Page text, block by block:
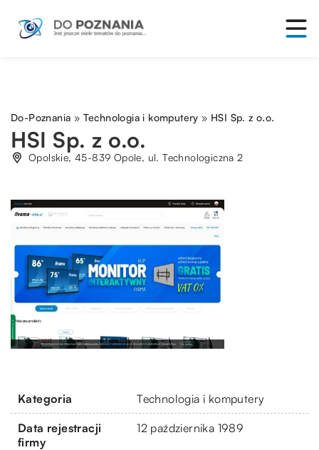
Do-Poznania » Technologia i komputery » HSI Sp. z o.o.
HSI Sp. z o.o.
Opolskie, 45-839 Opole, ul. Technologiczna 2
Kategoria Technologia i komputery
Data rejestracji
firmy
12 października 1989